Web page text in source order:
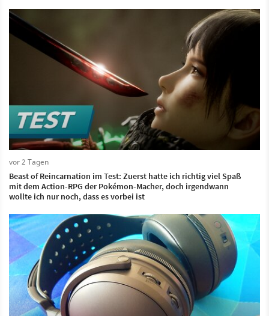
vor 2 Tagen
Beast of Reincarnation im Test: Zuerst hatte ich richtig viel Spaß
mit dem Action-RPG der Pokémon-Macher, doch irgendwann
wollte ich nur noch, dass es vorbei ist